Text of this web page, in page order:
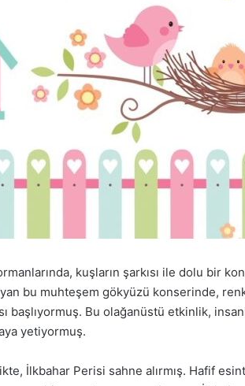
kuşların şarkısı ile dolu bir
bu muhteşem gökyüzü konserinde,
başlıyormuş. Bu olağanüstü etkinlik,
yetiyormuş.
İlkbahar Perisi sahne alırmış. Hafif